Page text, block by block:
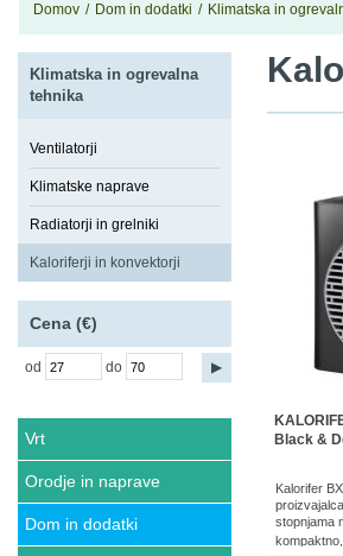
Domov / Dom in dodatki / Klimatska in
Klimatska in ogrevalna
tehnika
Ventilatorji
Klimatske naprave
Radiatorji in grelniki
Kaloriferji in konvektorji
Cena (€)
od do
Vrt
Orodje in naprave
Dom in dodatki
Black &
Kalorifer
stopnjama
kompaktno,